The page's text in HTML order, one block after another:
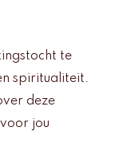
te
spiritualiteit.
deze
jou